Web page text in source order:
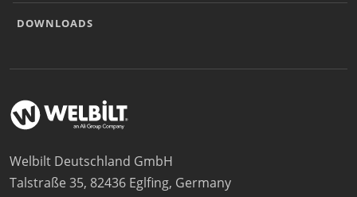
DOWNLOADS
Welbilt Deutschland GmbH
Talstraße 35, 82436 Eglfing, Germany